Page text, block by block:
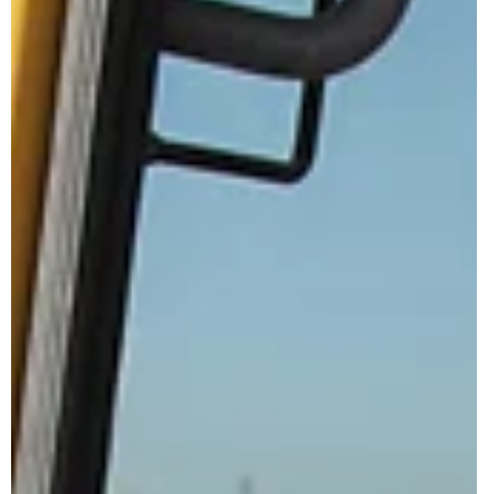
Lesauto van Bever Er overkomt je een ongeval. Je houdt er
letsel aan over. Je denkt dat autorijden dan verleden tijd is. Maar
het kan anders lopen dan je denkt. Zijn alle mogelijkheden wel
onderzocht? Kun je werkelijk niet meer autorijden? Na verloop
van tijd in de letselschadeprocedure schuift het niet meer
kunnen rijden naar de achtergrond. Je lijkt je je er maar bij neer
te leggen. Steeds vaker loop je tegen de beperkingen in je
mobiliteit aan. Een buurman of familielid vr